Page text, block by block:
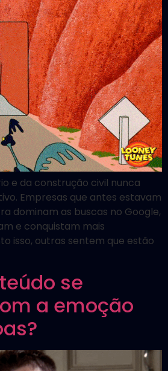
e da construção civil nunca
Empresas que antes estavam
dominam as buscas no Google,
e conquistam mais
isso, outras sentem que estão
se
a emoção